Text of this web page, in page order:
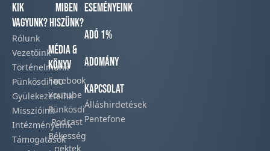
Kik
vagyunk?
Rólunk
Vezetőink
Történelmünk​
Pünkösdi100
Gyülekezeteink​
Misszióink​
Intézményeink
Támogatások
Miben
hiszünk?
Média &
Könyv
Facebook​
Youtube
Pünkösdi
Podcast​
Békesség
nektek
Eseményeink
Adó 1%
Adomány
Kapcsolat
Álláshirdetések
Pentefone